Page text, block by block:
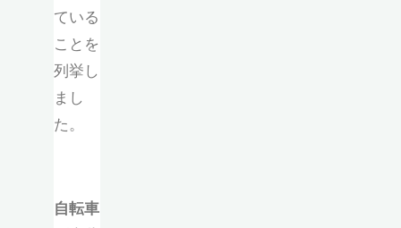
ている
ことを
列挙し
まし
た。
自転車